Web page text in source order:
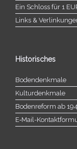
Ein Schloss für 1
Links &
Historisches
Bodendenkmale
Kulturdenkmale
Bodenreform ab
E‑Mail-​​